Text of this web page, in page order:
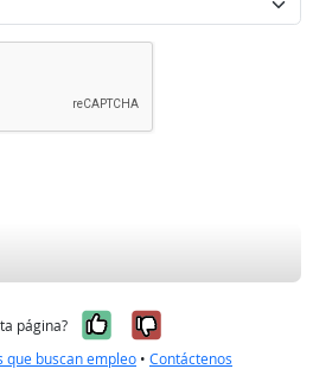
página? Sí, fue útil
No, no fue
que buscan empleo • Contáctenos